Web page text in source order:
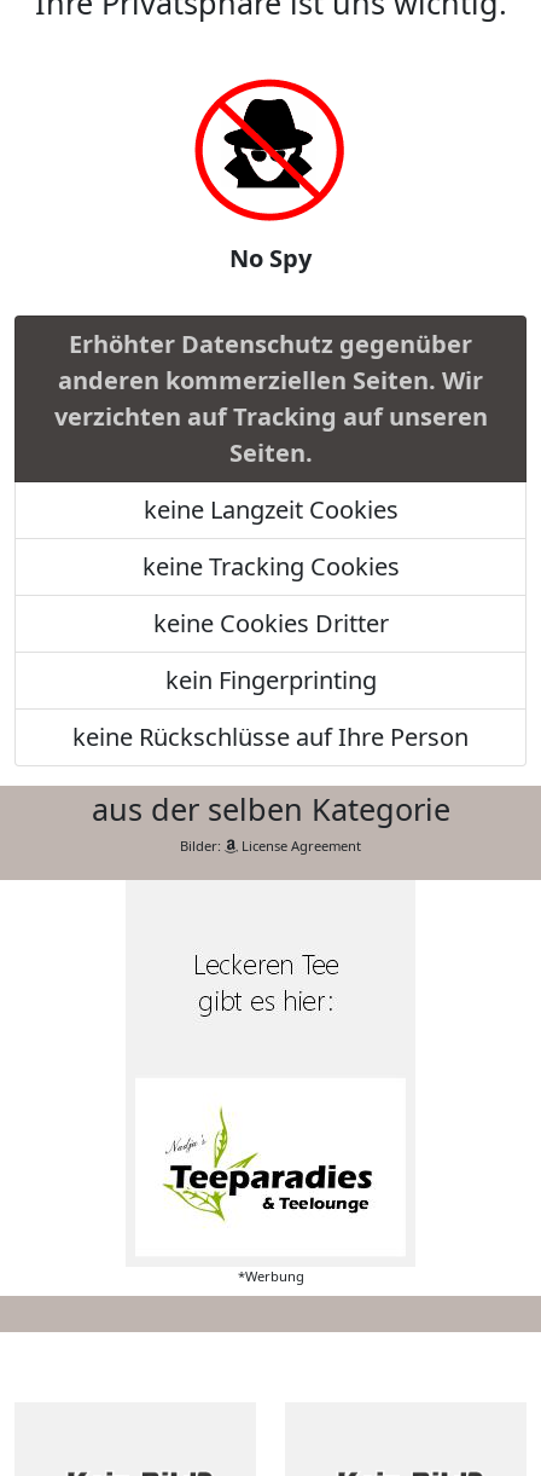
No Spy
Erhöhter Datenschutz gegenüber
anderen kommerziellen Seiten. Wir
verzichten auf Tracking auf unseren
Seiten.
keine Langzeit Cookies
keine Tracking Cookies
keine Cookies Dritter
kein Fingerprinting
keine Rückschlüsse auf Ihre Person
aus der selben Kategorie
Bilder: License Agreement
*Werbung